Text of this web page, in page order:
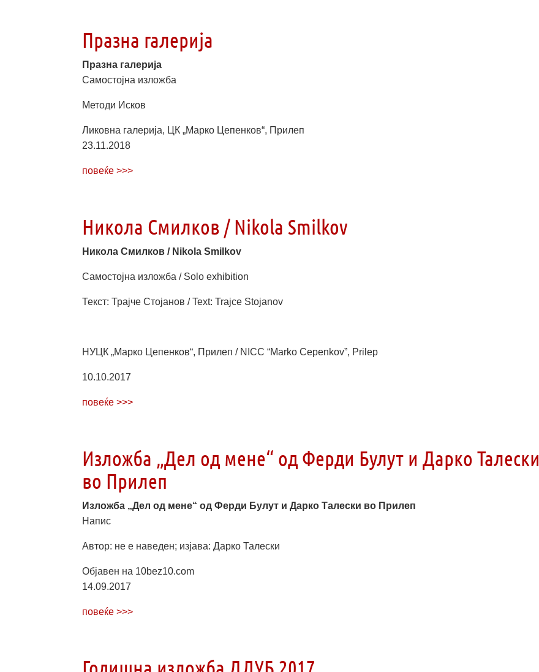
Празна галерија
Празна галерија
Самостојна изложба
Методи Исков
Ликовна галерија, ЦК „Марко Цепенков“, Прилеп
23.11.2018
повеќе >>>
Никола Смилков / Nikola Smilkov
Никола Смилков / Nikola Smilkov
Самостојна изложба / Solo exhibition
Текст: Трајче Стојанов / Text: Trajce Stojanov
НУЦК „Марко Цепенков“, Прилеп / NICC “Marko Cepenkov”, Prilep
10.10.2017
повеќе >>>
Изложба „Дел од мене“ од Ферди Булут и Дарко Талески
во Прилеп
Изложба „Дел од мене“ од Ферди Булут и Дарко Талески во Прилеп
Напис
Автор: не е наведен; изјава: Дарко Талески
Објавен на 10bez10.com
14.09.2017
повеќе >>>